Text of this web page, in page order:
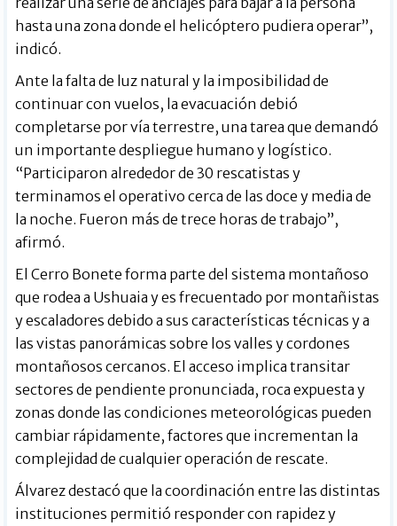
hasta una zona donde el helicóptero pudiera operar”,
indicó.
Ante la falta de luz natural y la imposibilidad de
continuar con vuelos, la evacuación debió
completarse por vía terrestre, una tarea que demandó
un importante despliegue humano y logístico.
“Participaron alrededor de 30 rescatistas y
terminamos el operativo cerca de las doce y media de
la noche. Fueron más de trece horas de trabajo”,
afirmó.
El Cerro Bonete forma parte del sistema montañoso
que rodea a Ushuaia y es frecuentado por montañistas
y escaladores debido a sus características técnicas y a
las vistas panorámicas sobre los valles y cordones
montañosos cercanos. El acceso implica transitar
sectores de pendiente pronunciada, roca expuesta y
zonas donde las condiciones meteorológicas pueden
cambiar rápidamente, factores que incrementan la
complejidad de cualquier operación de rescate.
Álvarez destacó que la coordinación entre las distintas
instituciones permitió responder con rapidez y